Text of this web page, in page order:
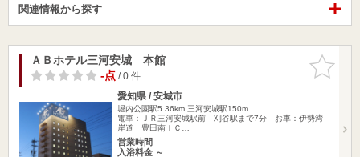
関連情報から探す
お気に入
りに追加
ＡＢホテル三河安城 本館
-点/ 0 件
愛知県 / 安城市
堀内公園駅5.36km 三河安城駅150m
電車：ＪＲ三河安城駅前 刈谷駅まで7分 お車：伊勢湾
岸道 豊田南ＩＣ…
営業時間
入浴料金 ～